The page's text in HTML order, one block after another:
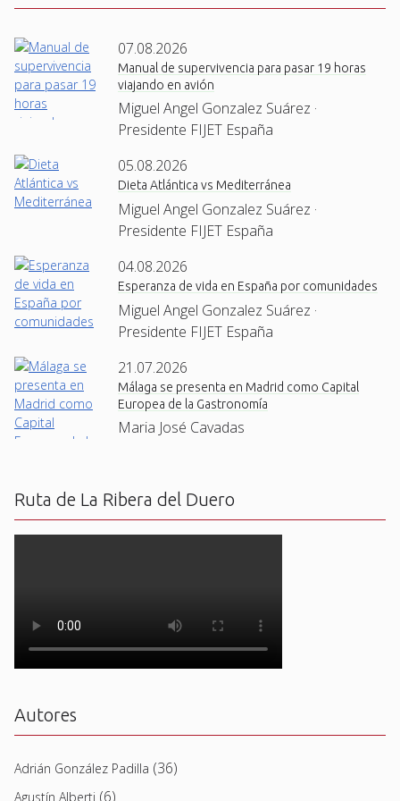
07.08.2026
Manual de supervivencia para pasar 19 horas
viajando en avión
Miguel Angel Gonzalez Suárez ·
Presidente FIJET España
05.08.2026
Dieta Atlántica vs Mediterránea
Miguel Angel Gonzalez Suárez ·
Presidente FIJET España
04.08.2026
Esperanza de vida en España por comunidades
Miguel Angel Gonzalez Suárez ·
Presidente FIJET España
21.07.2026
Málaga se presenta en Madrid como Capital
Europea de la Gastronomía
Maria José Cavadas
Ruta de La Ribera del Duero
Autores
Adrián González Padilla (36)
Agustín Alberti (6)